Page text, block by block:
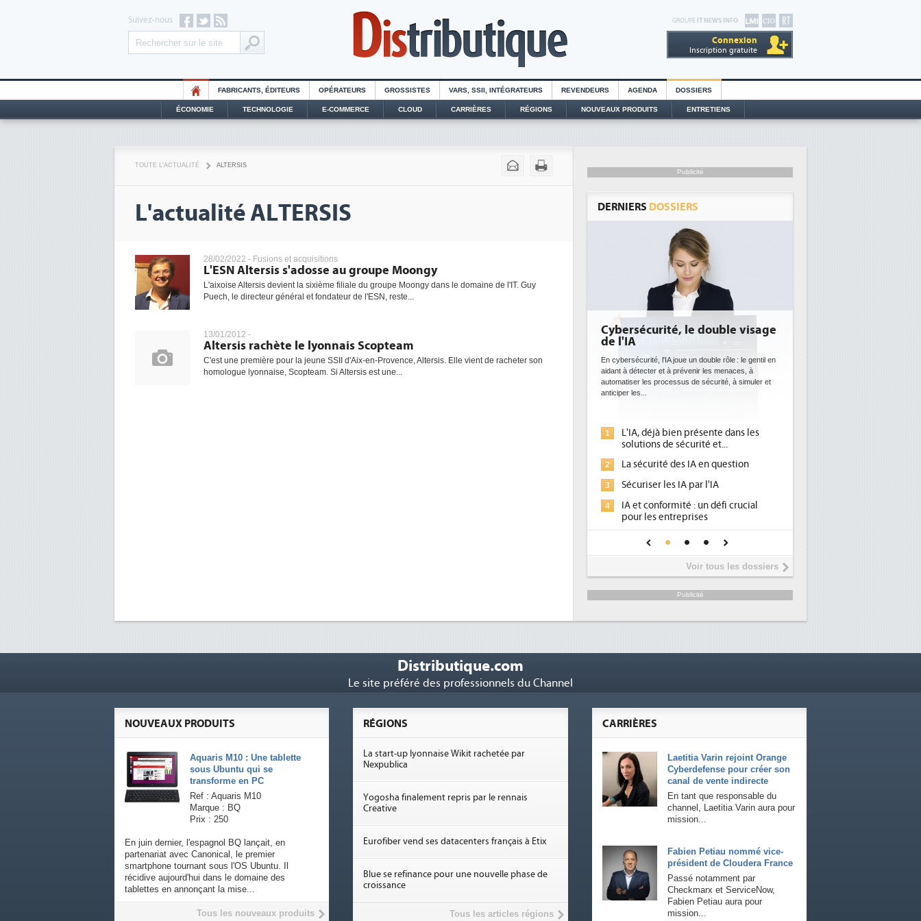
GROUPE IT NEWS INFO
Connexion
Inscription gratuite
Suivez-nous
FABRICANTS, ÉDITEURS OPÉRATEURS GROSSISTES VARS, SSII, INTÉGRATEURS REVENDEURS AGENDA DOSSIERS
ÉCONOMIE TECHNOLOGIE E-COMMERCE CLOUD CARRIÈRES RÉGIONS NOUVEAUX PRODUITS ENTRETIENS
TOUTE L'ACTUALITÉ ALTERSIS
L'actualité ALTERSIS
28/02/2022 - Fusions et acquisitions
L'ESN Altersis s'adosse au groupe Moongy
L'aixoise Altersis devient la sixième filiale du groupe Moongy dans le domaine de l'IT. Guy
Puech, le directeur général et fondateur de l'ESN, reste...
13/01/2012 -
Altersis rachète le lyonnais Scopteam
C'est une première pour la jeune SSII d'Aix-en-Provence, Altersis. Elle vient de racheter son
homologue lyonnaise, Scopteam. Si Altersis est une...
Publicité
DERNIERS DOSSIERS
Cybersécurité, le double visage
de l'IA
En cybersécurité, l'IA joue un double rôle : le gentil en
aidant à détecter et à prévenir les menaces, à
automatiser les processus de sécurité, à simuler et
anticiper les...
1
L'IA, déjà bien présente dans les
solutions de sécurité et...
2 La sécurité des IA en question
3 Sécuriser les IA par l'IA
4
IA et conformité : un défi crucial
pour les entreprises
Une IA de confiance pour une IA
plus sûre ?
Voir tous les dossiers
Publicité
Distributique.com
Le site préféré des professionnels du Channel
CARRIÈRES
Laetitia Varin rejoint Orange
Cyberdefense pour créer son
canal de vente indirecte
En tant que responsable du
channel, Laetitia Varin aura pour
mission...
Fabien Petiau nommé vice-
président de Cloudera France
Passé notamment par
Checkmarx et ServiceNow,
Fabien Petiau aura pour
mission...
NOUVEAUX PRODUITS
Aquaris M10 : Une tablette
sous Ubuntu qui se
transforme en PC
Ref : Aquaris M10
Marque : BQ
Prix : 250
En juin dernier, l'espagnol BQ lançait, en
partenariat avec Canonical, le premier
smartphone tournant sous l'OS Ubuntu. Il
récidive aujourd'hui dans le domaine des
tablettes en annonçant la mise...
Tous les nouveaux produits
RÉGIONS
La start-up lyonnaise Wikit rachetée par
Nexpublica
Yogosha finalement repris par le rennais
Creative
Eurofiber vend ses datacenters français à Etix
Blue se refinance pour une nouvelle phase de
croissance
Tous les articles régions